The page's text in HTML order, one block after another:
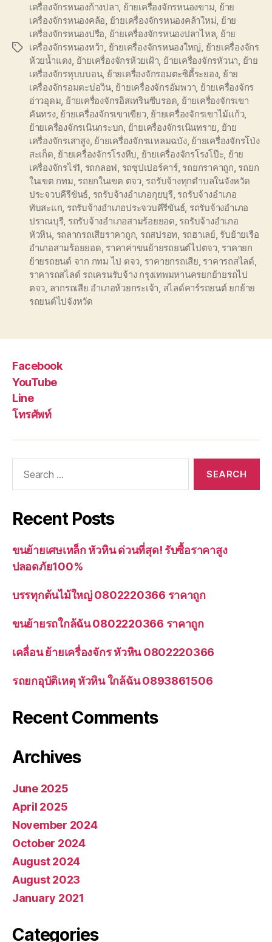
Tags
เครื่องจักรหนองก้างปลา ย้ายเครื่องจักรหนองขาม ย้าย
เครื่องจักรหนองคล้อ ย้ายเครื่องจักรหนองคล้าใหม่ ย้าย
เครื่องจักรหนองปรือ ย้ายเครื่องจักรหนองปลาไหล ย้าย
เครื่องจักรหนองหว้า ย้ายเครื่องจักรหนองใหญ่ ย้ายเครื่องจักร
ห้วยน้ำแดง ย้ายเครื่องจักรห้วยเฝ้า ย้ายเครื่องจักรหัวนา ย้าย
เครื่องจักรหุบบบอน, ย้ายเครื่องจักรอมตะซิตี้ระยอง, ย้าย
เครื่องจักรอมตะบ่อวิน, ย้ายเครื่องจักรอัมพวา ย้ายเครื่องจักร
อ่าวอุดม ย้ายเครื่องจักรอิสเทรินซีบรอด ย้ายเครื่องจักรเขา
คันทรง, ย้ายเครื่องจักรเขาเขียว, ย้ายเครื่องจักรเขาไม้แก้ว,
ย้ายเครื่องจักรเนินกระบก ย้ายเครื่องจักรเนินทราย ย้าย
เครื่องจักรเสาสูง, ย้ายเครื่องจักรแหลมฉบัง, ย้ายเครื่องจักรโป่ง
สะเก็ต ย้ายเครื่องจักรโรงหีบ ย้ายเครื่องจักรโรงโป๊ะ ย้าย
เครื่องจักรไร่1 รถกลอฟ รถซุปเปอร์คาร์, รถยกราคาถูก รถยก
ในเขต กทม รถยกในเขต ตจว, รถรับจ้างทุกตำบลในจังหวัด
ประจวบคีรีขันธ์ รถรับจ้างอำเภอกุยบุรี, รถรับจ้างอำเภอ
ทับสะแก รถรับจ้างอำเภอประจวบคีรีขันธ์, รถรับจ้างอำเภอ
ปราณบุรี, รถรับจ้างอำเภอสามร้อยยอด รถรับจ้างอำเภอ
หัวหิน รถลากรถเสียราคาถูก รถสปรอท รถฮาเลย์, รับย้ายเรือ
อำเภอสามร้อยยอด ราคาค่าขนย้ายรถยนต์ไปตจว, ราคายก
ย้ายรถยนต์ จาก กทม ไป ตจว ราคายกรถเสีย ราคารถสไลด์,
ราคารถสไลด์ รถเครนรับจ้าง กรุงเทพมหานครยกย้ายรถไป
ตจว ลากรถเสีย อำเภอห้วยกระเจ้า สไลด์คาร์รถยนต์ ยกย้าย
รถยนต์ไปจังหวัด
Facebook
YouTube
Line
โทรศัพท์
Recent Posts
ขนย้ายเศษเหล็ก หัวหิน ด่วนที่สุด! รับซื้อราคาสูง
ปลอดภัย100%
บรรทุกต้นไม้ใหญ่ 0802220366 ราคาถูก
ขนย้ายรถใกล้ฉัน 0802220366 ราคาถูก
เคลื่อน ย้ายเครื่องจักร หัวหิน 0802220366
รถยกอุบัติเหตุ หัวหิน ใกล้ฉัน 0893861506
Recent Comments
Archives
June 2025
April 2025
November 2024
October 2024
August 2024
August 2023
January 2021
Categories